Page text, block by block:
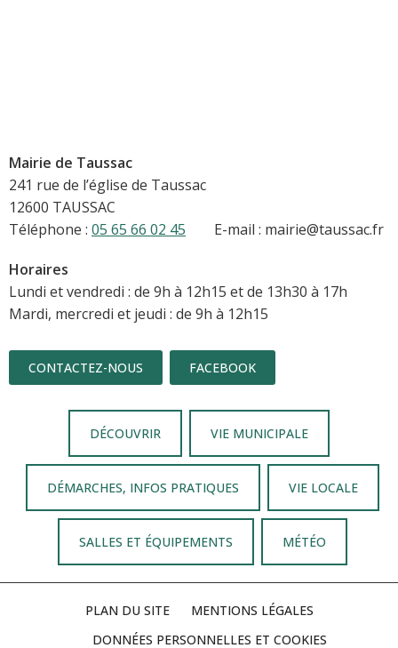
Mairie de Taussac
241 rue de l’église de Taussac
12600 TAUSSAC
Téléphone : 05 65 66 02 45 E-mail : mairie@taussac.fr
Horaires
Lundi et vendredi : de 9h à 12h15 et de 13h30 à 17h
Mardi, mercredi et jeudi : de 9h à 12h15
CONTACTEZ-NOUS FACEBOOK
DÉCOUVRIR VIE MUNICIPALE
DÉMARCHES, INFOS PRATIQUES VIE LOCALE
SALLES ET ÉQUIPEMENTS MÉTÉO
PLAN DU SITE
MENTIONS LÉGALES
DONNÉES PERSONNELLES ET COOKIES